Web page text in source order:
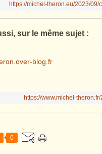
https://michel-theron.eu/2023/
sur le même sujet :
blog.fr
https://www.michel-
0